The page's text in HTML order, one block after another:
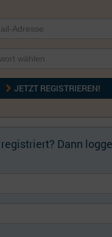
Jahre
JETZT REGISTRIEREN!
Dann